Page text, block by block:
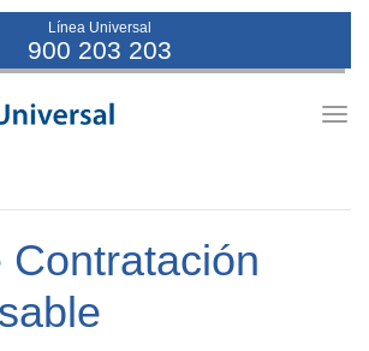
Línea Universal
900 203 203
Contratación